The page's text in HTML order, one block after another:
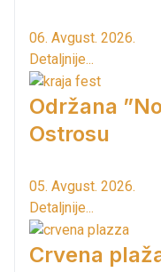
06. Avgust. 2026.
Detaljnije...
Održana
Ostrosu
05. Avgust. 2026.
Detaljnije...
Crvena